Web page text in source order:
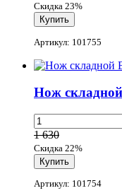
Скидка 23%
Артикул: 101755
Нож
1 630
Скидка 22%
Артикул: 101754